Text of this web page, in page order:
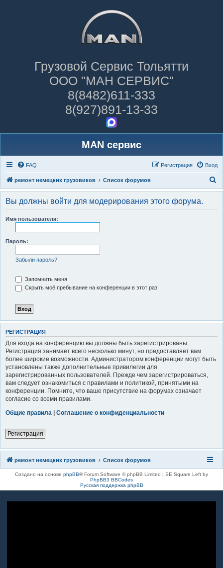
Грузовой Сервис Тольятти
ООО "МАН СЕРВИС"
8(8482)611-333
8(927)891-13-33
MAN сервис
FAQ Вход
Регистрация
ремонт немецких грузовиков Список форумов
о
Вы должны войти для модерирования этого форума.
Имя пользователя:
Пароль:
Забыли пароль?
Запомнить меня
Скрыть моё пребывание на конференции в этот раз
РЕГИСТРАЦИЯ
Для входа на конференцию вы должны быть зарегистрированы.
Регистрация занимает всего несколько минут, но предоставляет вам
более широкие возможности. Администратором конференции могут быть
установлены также дополнительные привилегии для
зарегистрированных пользователей. Прежде чем зарегистрироваться,
вам следует ознакомиться с правилами и политикой, принятыми на
конференции. Помните, что ваше присутствие на форумах означает
согласие со всеми правилами.
Общие правила
Соглашение о конфиденциальности
Регистрация
ремонт немецких грузовиков Список форумов
Создано на основе phpBB® Forum Software © phpBB Limited | SE Square Left by
PhpBB3 BBCodes
Русская поддержка phpBB